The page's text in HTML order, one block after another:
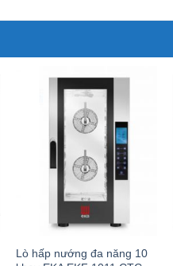
Lò hấp nướng đa năng 10